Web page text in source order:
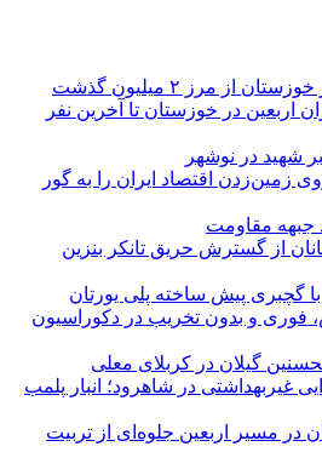
از مرز ۲ میلیون گذشت
اربعین در خوزستان تا آخرین نفر
شهید در نوشهر
زمین‌زدن اقتصاد ایران را به گور
جبهه مقاومت
از گسترش حریق تانکر بنزین
با گچبری پیش ساخته پلی یورتان
فوری و بدون تخریب در دکوراسیون
گیلان در کربلای معلی
غذایی غیربهداشتی در شاهرود؛ انبار پلمب
در مسیر اربعین جلوه‌ای از تربیت